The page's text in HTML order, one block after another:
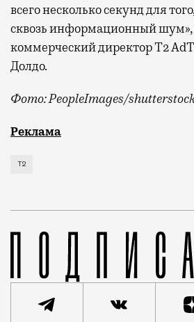
всего несколько секунд для
сквозь информационный
коммерческий директор Т2
Долдо.
Фото: PeopleImages/
Мобильный оператор Т2 изучил
Реклама
Т2